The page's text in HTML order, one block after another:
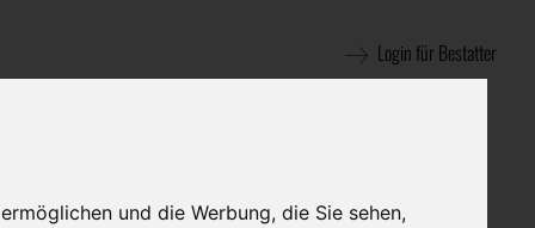
und die Werbung, die Sie sehen,
Login für Bestatter